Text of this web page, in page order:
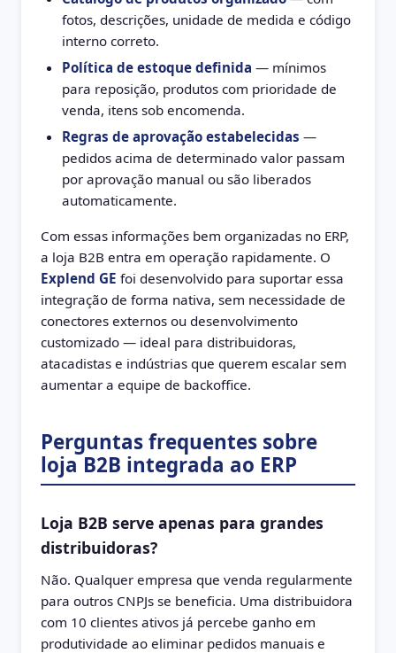
fotos, descrições, unidade de medida e código
interno correto.
Política de estoque definida — mínimos
para reposição, produtos com prioridade de
venda, itens sob encomenda.
Regras de aprovação estabelecidas —
pedidos acima de determinado valor passam
por aprovação manual ou são liberados
automaticamente.
Com essas informações bem organizadas no ERP,
a loja B2B entra em operação rapidamente. O
Explend GE foi desenvolvido para suportar essa
integração de forma nativa, sem necessidade de
conectores externos ou desenvolvimento
customizado — ideal para distribuidoras,
atacadistas e indústrias que querem escalar sem
aumentar a equipe de backoffice.
Perguntas frequentes sobre
loja B2B integrada ao ERP
Loja B2B serve apenas para grandes
distribuidoras?
Não. Qualquer empresa que venda regularmente
para outros CNPJs se beneficia. Uma distribuidora
com 10 clientes ativos já percebe ganho em
produtividade ao eliminar pedidos manuais e